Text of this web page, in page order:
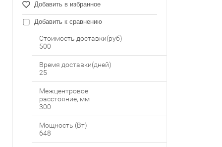
Добавить в избранное
Добавить к сравнению
Стоимость доставки(руб)
500
Время доставки(дней)
25
Межцентровое
расстояние, мм
300
Мощность (Вт)
648